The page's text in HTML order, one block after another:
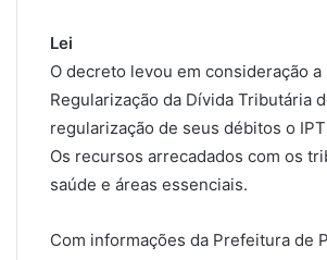
Lei
O decreto levou em consideração
Regularização da Dívida Tributária
regularização de seus débitos o
Os recursos arrecadados com os
saúde e áreas essenciais.
Com informações da Prefeitura de